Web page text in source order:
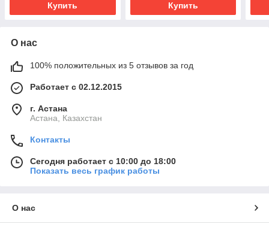
Купить Купить
О нас
100% положительных из 5 отзывов за год
Работает с 02.12.2015
г. Астана
Астана, Казахстан
Контакты
Сегодня работает с 10:00 до 18:00
Показать весь график работы
О нас